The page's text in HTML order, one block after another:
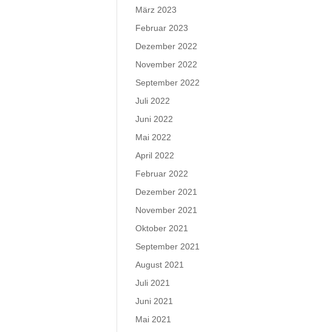
März 2023
Februar 2023
Dezember 2022
November 2022
September 2022
Juli 2022
Juni 2022
Mai 2022
April 2022
Februar 2022
Dezember 2021
November 2021
Oktober 2021
September 2021
August 2021
Juli 2021
Juni 2021
Mai 2021